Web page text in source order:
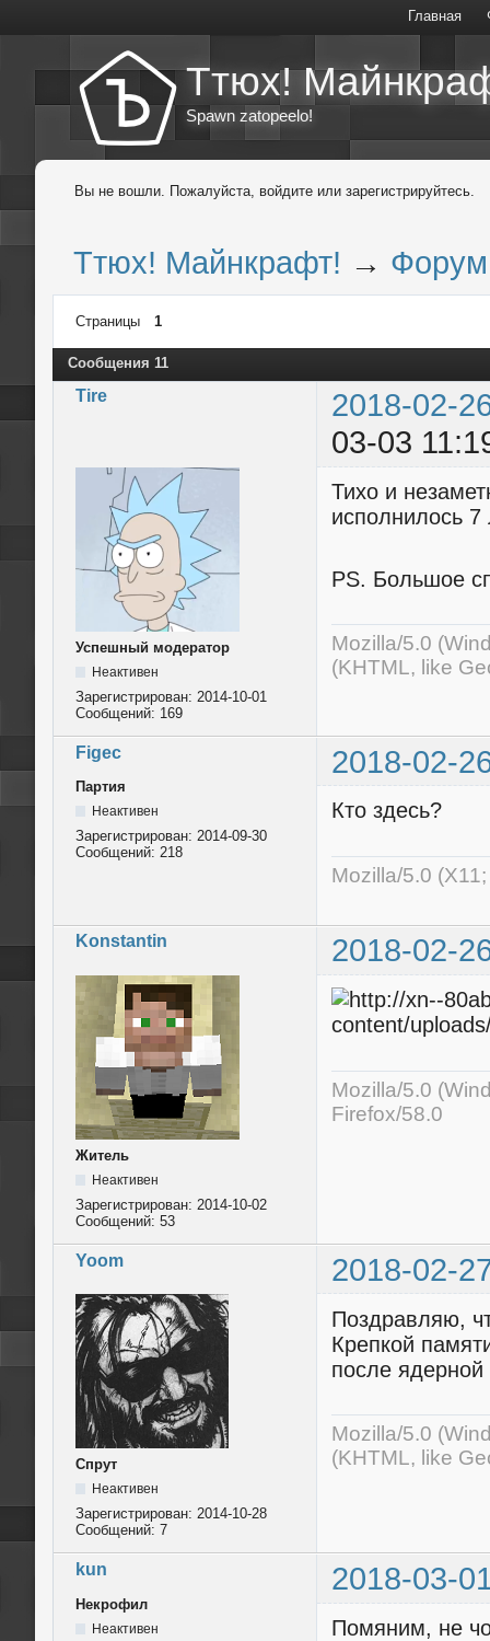
Главная
Ттюх!
Spawn zatopeelo!
Вы не вошли. Пожалуйста, войдите или зарегистрируйтесь.
Ттюх! Майнкрафт! → Форум
Страницы 1
Сообщения 11
Tire
2018-02-
03-03
Успешный модератор
Неактивен
Зарегистрирован: 2014-10-01
Сообщений: 169
Тихо и
исполнилось 7
PS. Большое
Mozilla/5.0
(KHTML, like
Figec 2018-02-
Партия
Неактивен
Зарегистрирован: 2014-09-30
Сообщений: 218
Кто здесь?
Mozilla/5.0
Konstantin 2018-02-
Житель
Неактивен
Зарегистрирован: 2014-10-02
Сообщений: 53
Mozilla/5.0
Firefox/58.0
Yoom 2018-02-
Спрут
Неактивен
Зарегистрирован: 2014-10-28
Сообщений: 7
Поздравляю,
Крепкой
после
Mozilla/5.0
(KHTML, like
kun 2018-03-
Некрофил
Неактивен Помяним, не